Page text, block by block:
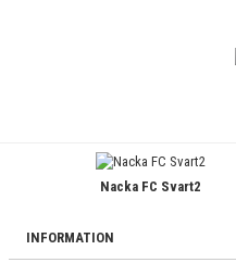
MATCHER
Nacka FC Svart2
INFORMATION